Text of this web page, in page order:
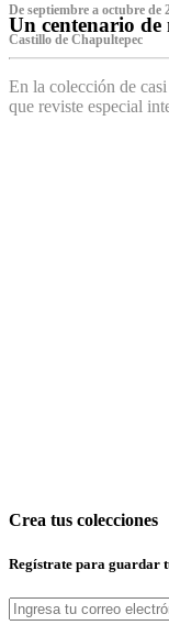
De septiembre a octubre de
Un centenario de
Castillo de Chapultepec
En la colección de
que reviste especial
Crea tus colecciones
Regístrate para guardar